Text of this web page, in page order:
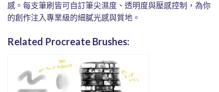
感。每支筆刷皆可自訂筆尖濕度、透明度與壓感控制，為你
的創作注入專業級的細膩光感與質地。
Related Procreate Brushes: